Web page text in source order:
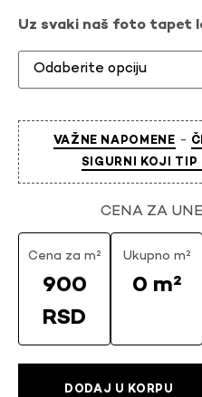
Uz svaki naš foto tapet
VAŽNE NAPOMENE -
SIGURNI KOJI TIP
CENA ZA
Cena za m²
900
RSD
Ukupno m²
0 m²
DODAJ U KORPU